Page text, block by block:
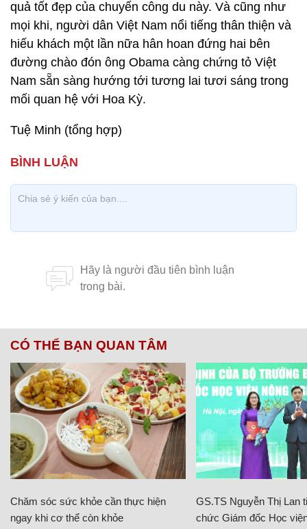
quả tốt đẹp của chuyến công du này. Và cũng như
mọi khi, người dân Việt Nam nổi tiếng thân thiện và
hiếu khách một lần nữa hân hoan đứng hai bên
đường chào đón ông Obama càng chứng tỏ Việt
Nam sẵn sàng hướng tới tương lai tươi sáng trong
mối quan hệ với Hoa Kỳ.
Tuệ Minh (tổng hợp)
CÓ THỂ BẠN QUAN TÂM
Chăm sóc sức khỏe cần thực hiện
ngay khi cơ thể còn khỏe
GS.TS Nguyễn Thị Lan
chức Giám đốc Học